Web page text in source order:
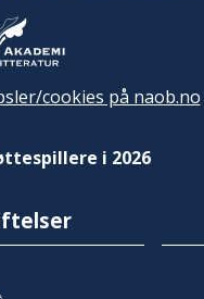
cookies på naob.no
i 2026